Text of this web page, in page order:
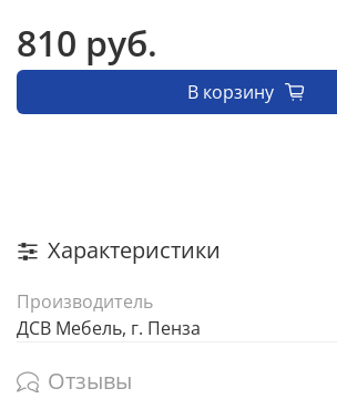
810 руб.
В корзину
Характеристики
Производитель
ДСВ Мебель, г. Пенза
Отзывы